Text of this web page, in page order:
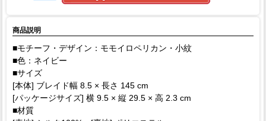
商品説明
■モチーフ・デザイン：モモイロペリカン・小紋
■色：ネイビー
■サイズ
[本体] ブレイド幅 8.5 × 長さ 145 cm
[パッケージサイズ] 横 9.5 × 縦 29.5 × 高 2.3 cm
■材質